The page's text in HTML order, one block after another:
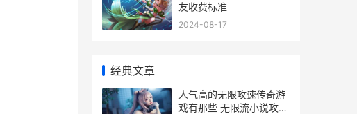
友收费标准
2024-08-17
经典文章
人气高的无限攻速传奇游
戏有那些 无限流小说攻是